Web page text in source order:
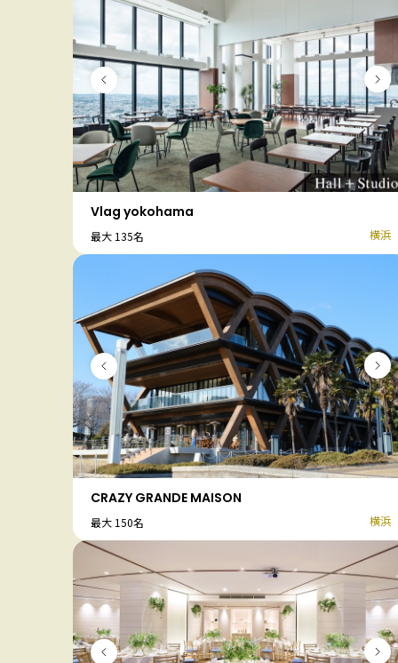
Vlag yokohama
最大 135名 横浜
CRAZY GRANDE MAISON
最大 150名 横浜